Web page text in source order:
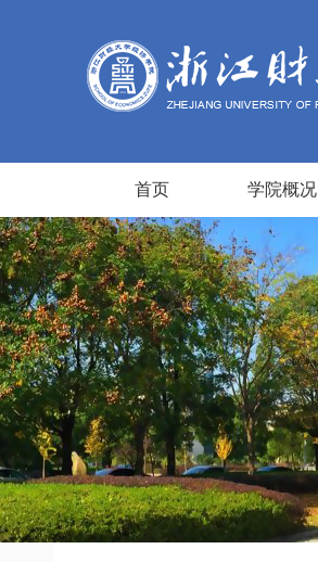
首页 学院概况